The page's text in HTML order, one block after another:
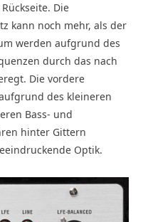
Die
kann noch mehr, als der
werden aufgrund des
durch das nach
Die vordere
des kleineren
Bass- und
hinter Gittern
Optik.